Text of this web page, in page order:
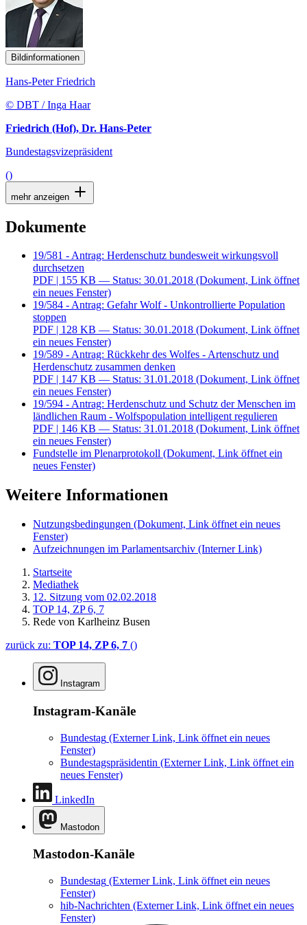
Bildinformationen
Hans-Peter Friedrich
© DBT / Inga Haar
Friedrich (Hof), Dr. Hans-Peter
Bundestagsvizepräsident
()
mehr anzeigen
Dokumente
19/581 - Antrag: Herdenschutz bundesweit wirkungsvoll
durchsetzen
PDF | 155 KB — Status: 30.01.2018 (Dokument, Link öffnet
ein neues Fenster)
19/584 - Antrag: Gefahr Wolf - Unkontrollierte Population
stoppen
PDF | 128 KB — Status: 30.01.2018 (Dokument, Link öffnet
ein neues Fenster)
19/589 - Antrag: Rückkehr des Wolfes - Artenschutz und
Herdenschutz zusammen denken
PDF | 147 KB — Status: 31.01.2018 (Dokument, Link öffnet
ein neues Fenster)
19/594 - Antrag: Herdenschutz und Schutz der Menschen im
ländlichen Raum - Wolfspopulation intelligent regulieren
PDF | 146 KB — Status: 31.01.2018 (Dokument, Link öffnet
ein neues Fenster)
Fundstelle im Plenarprotokoll (Dokument, Link öffnet ein
neues Fenster)
Weitere Informationen
Nutzungsbedingungen (Dokument, Link öffnet ein neues
Fenster)
Aufzeichnungen im Parlamentsarchiv (Interner Link)
Startseite
Mediathek
12. Sitzung vom 02.02.2018
TOP 14, ZP 6, 7
Rede von Karlheinz Busen
zurück zu: TOP 14, ZP 6, 7 ()
Instagram
Instagram-Kanäle
Bundestag (Externer Link, Link öffnet ein neues
Fenster)
Bundestagspräsidentin (Externer Link, Link öffnet ein
neues Fenster)
LinkedIn
Mastodon
Mastodon-Kanäle
Bundestag (Externer Link, Link öffnet ein neues
Fenster)
hib-Nachrichten (Externer Link, Link öffnet ein neues
Fenster)